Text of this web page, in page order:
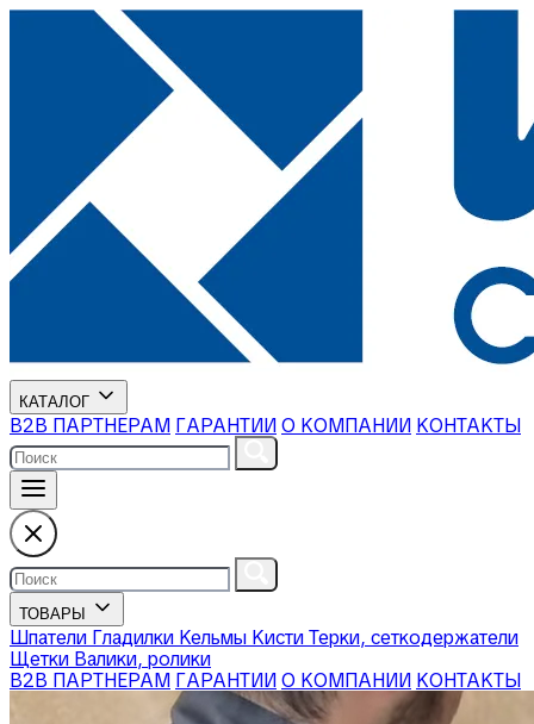
КАТАЛОГ
В2В ПАРТНЕРАМ ГАРАНТИИ О КОМПАНИИ КОНТАКТЫ
ТОВАРЫ
Шпатели Гладилки Кельмы Кисти Терки, сеткодержатели
Щетки Валики, ролики
В2В ПАРТНЕРАМ ГАРАНТИИ О КОМПАНИИ КОНТАКТЫ